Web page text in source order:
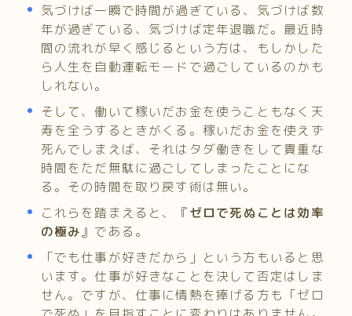
気づけば一瞬で時間が過ぎている、気づけば数
年が過ぎている、気づけば定年退職だ。最近時
間の流れが早く感じるという方は、もしかした
ら人生を自動運転モードで過ごしているのかも
しれない。
そして、働いて稼いだお金を使うこともなく天
寿を全うするときがくる。稼いだお金を使えず
死んでしまえば、それはタダ働きをして貴重な
時間をただ無駄に過ごしてしまったことにな
る。その時間を取り戻す術は無い。
これらを踏まえると、『ゼロで死ぬことは効率
の極み』である。
「でも仕事が好きだから」という方もいると思
います。仕事が好きなことを決して否定はしま
せん。ですが、仕事に情熱を捧げる方も「ゼロ